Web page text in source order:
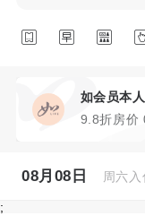
  
如会员本
9.8折房价
08月08日 周六入
;